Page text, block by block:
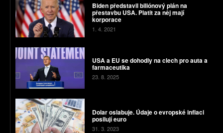
Biden představil biliónový plán na
přestavbu USA. Platit za něj mají
korporace
1. 4. 2021
USA a EU se dohodly na clech pro auta a
farmaceutika
23. 8. 2025
Dolar oslabuje. Údaje o evropské inflaci
posilují euro
31. 3. 2023